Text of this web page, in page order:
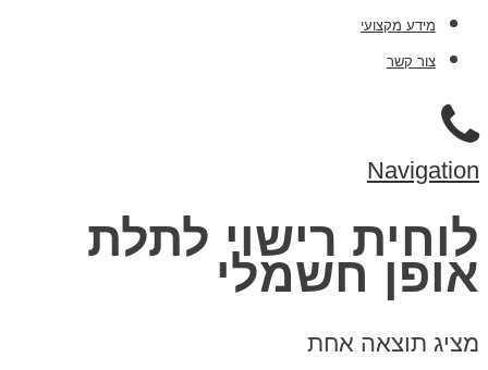
מידע מקצועי
צור קשר
Navigation
לוחית רישוי לתלת
אופן חשמלי
מציג תוצאה אחת